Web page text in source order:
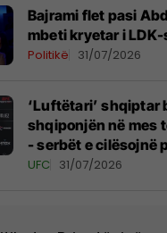
Bajrami flet pasi
mbeti kryetar i LDK-
Politikë 31/07/2026
‘Luftëtari’ shqiptar
shqiponjën në mes
- serbët e cilësojnë
e cilëson simbol të
UFC 31/07/2026